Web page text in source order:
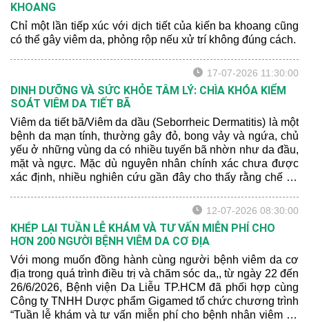
KHOANG
Chỉ một lần tiếp xúc với dịch tiết của kiến ba khoang cũng
có thể gây viêm da, phỏng rộp nếu xử trí không đúng cách.
17-07-2026 11:30:00
DINH DƯỠNG VÀ SỨC KHỎE TÂM LÝ: CHÌA KHÓA KIỂM
SOÁT VIÊM DA TIẾT BÃ
Viêm da tiết bã/Viêm da dầu (Seborrheic Dermatitis) là một
bệnh da mạn tính, thường gây đỏ, bong vảy và ngứa, chủ
yếu ở những vùng da có nhiều tuyến bã nhờn như da đầu,
mặt và ngực. Mặc dù nguyên nhân chính xác chưa được
xác định, nhiều nghiên cứu gần đây cho thấy rằng chế độ
12-07-2026 08:30:00
KHÉP LẠI TUẦN LỄ KHÁM VÀ TƯ VẤN MIỄN PHÍ CHO
HƠN 200 NGƯỜI BỆNH VIÊM DA CƠ ĐỊA
Với mong muốn đồng hành cùng người bệnh viêm da cơ
địa trong quá trình điều trị và chăm sóc da,, từ ngày 22 đến
26/6/2026, Bệnh viện Da Liễu TP.HCM đã phối hợp cùng
Công ty TNHH Dược phẩm Gigamed tổ chức chương trình
“Tuần lễ khám và tư vấn miễn phí cho bệnh nhân viêm da